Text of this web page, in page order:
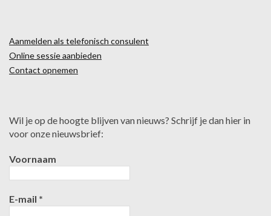
Aanmelden als telefonisch consulent
Online sessie aanbieden
Contact opnemen
Wil je op de hoogte blijven van nieuws? Schrijf je dan hier in
voor onze nieuwsbrief:
Voornaam
E-mail *